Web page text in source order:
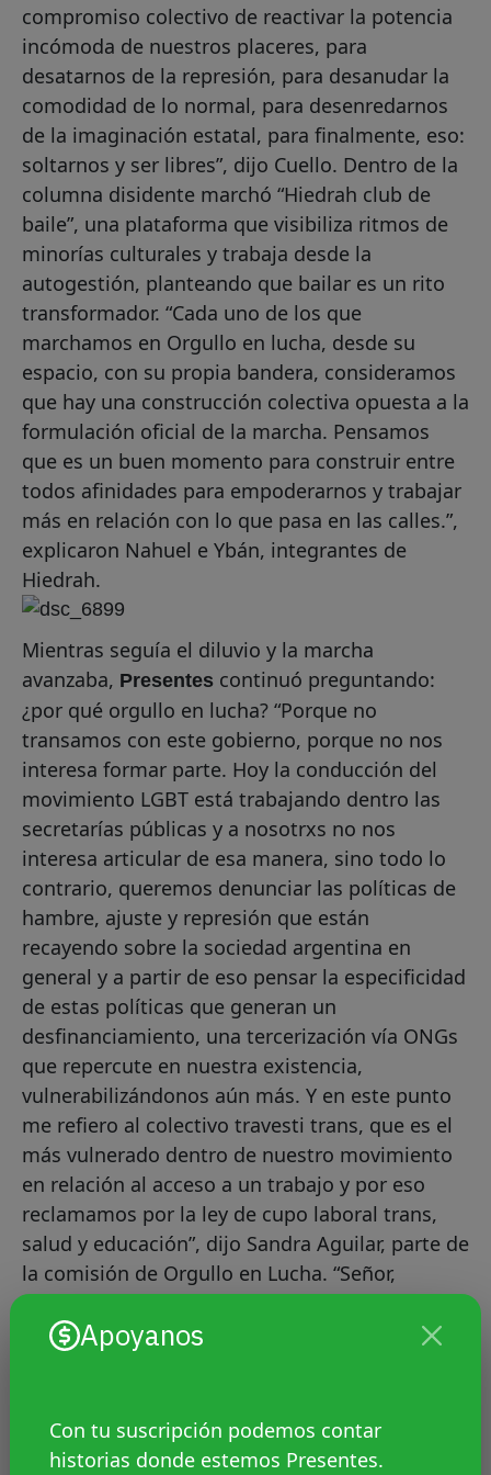
Apoyanos
Con tu suscripción podemos contar
historias donde estemos Presentes.
compromiso colectivo de reactivar la potencia
incómoda de nuestros placeres, para
desatarnos de la represión, para desanudar la
comodidad de lo normal, para desenredarnos
de la imaginación estatal, para finalmente, eso:
soltarnos y ser libres”, dijo Cuello. Dentro de la
columna disidente marchó “Hiedrah club de
baile”, una plataforma que visibiliza ritmos de
minorías culturales y trabaja desde la
autogestión, planteando que bailar es un rito
transformador. “Cada uno de los que
marchamos en Orgullo en lucha, desde su
espacio, con su propia bandera, consideramos
que hay una construcción colectiva opuesta a la
formulación oficial de la marcha. Pensamos
que es un buen momento para construir entre
todos afinidades para empoderarnos y trabajar
más en relación con lo que pasa en las calles.”,
explicaron Nahuel e Ybán, integrantes de
Hiedrah.
Mientras seguía el diluvio y la marcha
avanzaba, Presentes continuó preguntando:
¿por qué orgullo en lucha? “Porque no
transamos con este gobierno, porque no nos
interesa formar parte. Hoy la conducción del
movimiento LGBT está trabajando dentro las
secretarías públicas y a nosotrxs no nos
interesa articular de esa manera, sino todo lo
contrario, queremos denunciar las políticas de
hambre, ajuste y represión que están
recayendo sobre la sociedad argentina en
general y a partir de eso pensar la especificidad
de estas políticas que generan un
desfinanciamiento, una tercerización vía ONGs
que repercute en nuestra existencia,
vulnerabilizándonos aún más. Y en este punto
me refiero al colectivo travesti trans, que es el
más vulnerado dentro de nuestro movimiento
en relación al acceso a un trabajo y por eso
reclamamos por la ley de cupo laboral trans,
salud y educación”, dijo Sandra Aguilar, parte de
la comisión de Orgullo en Lucha. “Señor,
señora, no sea indiferente, se mata a las
travestis en la cara de la gente”, “Macri no es
llegar a la Plaza de los dos Congresos, donde se
armó un baile ritual. “Casarnos y sacarnos el